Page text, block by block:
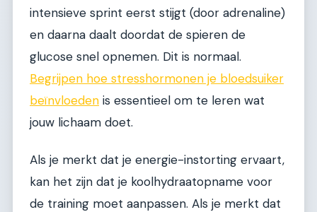
intensieve sprint eerst stijgt (door adrenaline)
en daarna daalt doordat de spieren de
glucose snel opnemen. Dit is normaal.
Begrijpen hoe stresshormonen je bloedsuiker
beïnvloeden is essentieel om te leren wat
jouw lichaam doet.
Als je merkt dat je energie-instorting ervaart,
kan het zijn dat je koolhydraatopname voor
de training moet aanpassen. Als je merkt dat